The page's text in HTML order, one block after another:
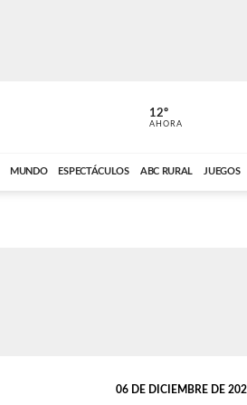
ABC CARDINAL
12º
AHORA
MUNDO ESPECTÁCULOS ABC RURAL JUEGOS
06 DE DICIEMBRE DE